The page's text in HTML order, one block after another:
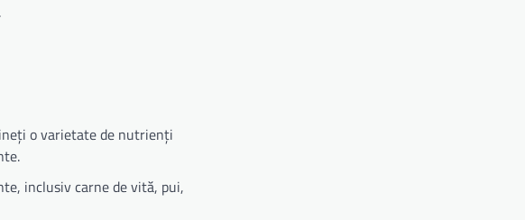
o varietate de nutrienți
inclusiv carne de vită, pui,